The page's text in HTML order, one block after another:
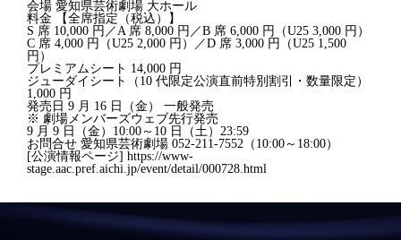
会場 愛知県芸術劇場 大ホール
料金 【全席指定（税込）】
S 席 10,000 円／A 席 8,000 円／B 席 6,000 円（U25 3,000 円）
C 席 4,000 円（U25 2,000 円）／D 席 3,000 円（U25 1,500
円）
プレミアムシート 14,000 円
ジューダイシート（10 代限定公演直前特別割引・数量限定）
1,000 円
発売日 9 月 16 日（金） 一般発売
※ 劇場メンバーズウェブ先行発売
9 月 9 日（金）10:00～10 日（土）23:59
お問合せ 愛知県芸術劇場 052-211-7552（10:00～18:00）
[公演情報ページ] https://www-
stage.aac.pref.aichi.jp/event/detail/000728.html